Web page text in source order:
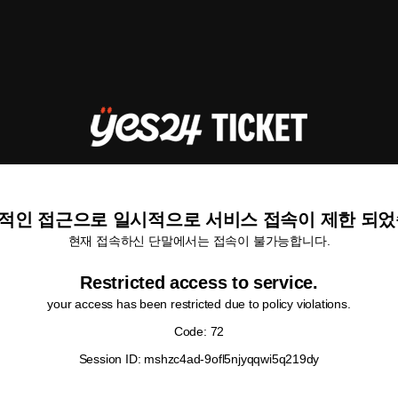
인 접근으로 일시적으로 서비스 접속이 제한 되
현재 접속하신 단말에서는 접속이 불가능합니다.
Restricted access to service.
your access has been restricted due to policy violations.
Code: 72
Session ID: mshzc4ad-9ofl5njyqqwi5q219dy